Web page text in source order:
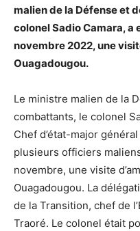
malien de la Défense et
colonel Sadio Camara, a
novembre 2022, une
Ouagadougou.
Le ministre malien de la
combattants, le colonel
Chef d’état-major
plusieurs officiers
novembre, une visite
Ouagadougou. La
de la Transition, chef de
Traoré. Le colonel était